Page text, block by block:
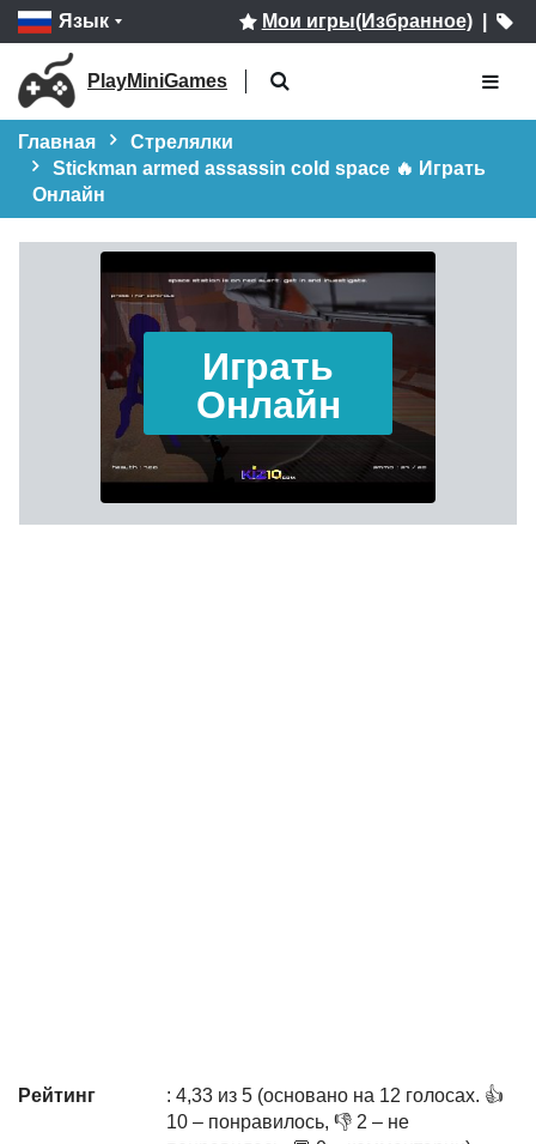
Язык Мои игры(Избранное)|
PlayMiniGames
Главная
Стрелялки
Stickman armed assassin cold space 🔥 Играть
Онлайн
Играть
Онлайн
Рейтинг
: 4,33 из 5 (основано на 12 голосах. 👍
10 – понравилось, 👎 2 – не